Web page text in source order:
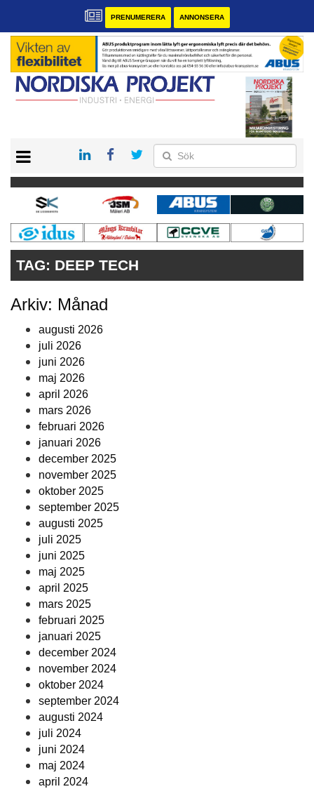
PRENUMERERA ANNONSERA
KONTAKT
VÅRA ANDRA MAGASIN
PRENUMERERA
ANNONSERA
TAG: DEEP TECH
Arkiv: Månad
augusti 2026
juli 2026
juni 2026
maj 2026
april 2026
mars 2026
februari 2026
januari 2026
december 2025
november 2025
oktober 2025
september 2025
augusti 2025
juli 2025
juni 2025
maj 2025
april 2025
mars 2025
februari 2025
januari 2025
december 2024
november 2024
oktober 2024
september 2024
augusti 2024
juli 2024
juni 2024
maj 2024
april 2024